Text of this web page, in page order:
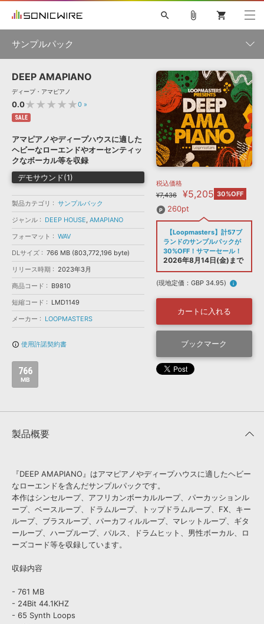
ソフト音源 »
プラグイン・エフェクト »
サンプルパック »
ソフトウェア／ツール »
DAW »
効果音 »
BGM »
特集 »
ニュースレター »
SONICWIREブログ »
製品サポート情報 »
DTMガイド »
FAQ »
お問い合わせ »
音楽カード
楽曲配信流通 サービス
無償のサウンド管理ソフト
次世代型 ボーカル・エディタ
SLS
search
初音ミク NT 鏡音リン・レン V4X 巡音ルカ V4X
MEIKO V3
KAITO V3
TOONTRACK
SPITFIRE AUDIO
VIENNA
EZ DRUMMER 3
ライセンスフリーBGM
ボーカル抜き出し
DUBSTEP
ELECTRONICA
EDM TRANCE MUTANT
ROUTER.FM
SONOCA
ソフト音源 プラグイン・エフェクト
ソフトウェア／ツール 効果音
attach_file shopping_cart
サンプルパック
製品一覧
メーカー
フォーマット
ランキング
DEEP AMAPIANO
ディープ・アマピアノ
0.0★★★★★0 »
SALE
アマピアノやディープハウスに適した
ヘビーなローエンドやオーセンティッ
クなボーカル等を収録
デモサウンド(1)
製品カテゴリ
サンプルパック
ジャンル
DEEP HOUSE, AMAPIANO
フォーマット
WAV
DLサイズ
766 MB (803,772,196 byte)
リリース時期
2023年3月
商品コード
B9810
短縮コード
LMD1149
メーカー
LOOPMASTERS
info_outline 使用許諾契約書
766
MB
税込価格
¥7,436
¥5,205 30%OFF
260pt
【Loopmasters】計57ブ
ランドのサンプルパックが
30%OFF！サマーセール！
2026年8月14日(金)まで
(現地定価：GBP 34.95) info
カートに入れる
ブックマーク
製品概要
『DEEP AMAPIANO』はアマピアノやディープハウスに適したヘビー
なローエンドを含んだサンプルパックです。
本作はシンセループ、アフリカンボーカルループ、パーカッションル
ープ、ベースループ、ドラムループ、トップドラムループ、FX、キー
ループ、ブラスループ、パーカフィルループ、マレットループ、ギタ
ーループ、ハープループ、パルス、ドラムヒット、男性ボーカル、ロ
ーズコード等を収録しています。
収録内容
- 761 MB
- 24Bit 44.1KHZ
- 65 Synth Loops